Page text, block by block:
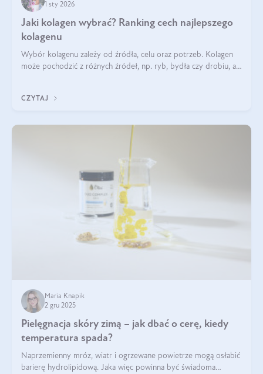
1 sty 2026
Jaki kolagen wybrać? Ranking cech najlepszego
kolagenu
Wybór kolagenu zależy od źródła, celu oraz potrzeb. Kolagen
może pochodzić z różnych źródeł, np. ryb, bydła czy drobiu, a
bydlęcy.
CZYTAJ
Maria Knapik
2 gru 2025
Pielęgnacja skóry zimą – jak dbać o cerę, kiedy
temperatura spada?
Naprzemienny mróz, wiatr i ogrzewane powietrze mogą osłabić
barierę hydrolipidową. Jaka więc powinna być świadoma